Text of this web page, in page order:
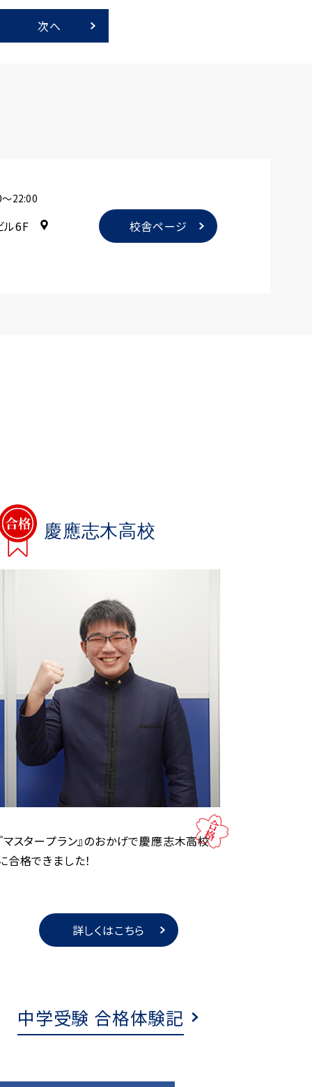
次へ
〜22:00
ル6F 校舎ページ
慶應志木高校
マスタープラン』のおかげで慶應志木高校
合格できました！
詳しくはこちら
中学受験 合格体験記